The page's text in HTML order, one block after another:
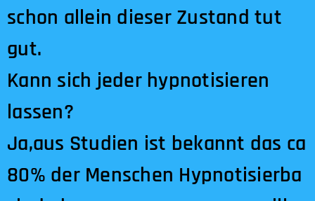
schon allein dieser Zustand tut
gut.
Kann sich jeder hypnotisieren
lassen?
Ja,aus Studien ist bekannt das ca
80% der Menschen Hypnotisierba